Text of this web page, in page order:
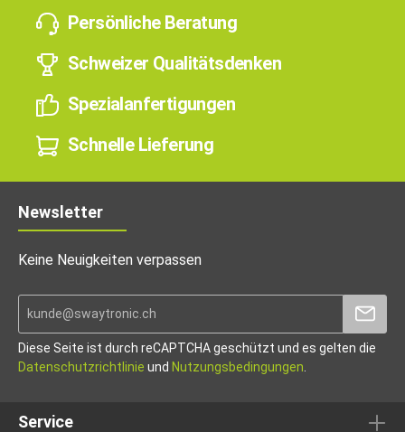
Persönliche Beratung
Schweizer Qualitätsdenken
Spezialanfertigungen
Schnelle Lieferung
Newsletter
Keine Neuigkeiten verpassen
Diese Seite ist durch reCAPTCHA geschützt und es gelten die
Datenschutzrichtlinie und Nutzungsbedingungen
Service